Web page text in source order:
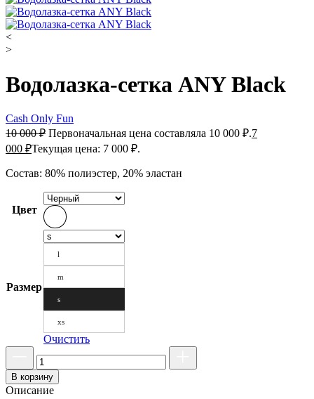
<
>
Водолазка-сетка ANY Black
Cash Only Fun
10 000₽ Первоначальная цена составляла 10 000 ₽.7
000 ₽Текущая цена: 7 000 ₽.
Состав: 80% полиэстер, 20% эластан
Цвет
Размер
l
m
s
xs
Очистить
В корзину
Описание